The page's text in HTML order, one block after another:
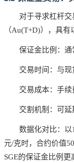
对于寻求杠杆
（Au(T+D)），具有
保证金比例：通
交易时间：与
交易成本：手
交割机制：可
数据化对比：以
元/克时，合约价值
SGE的保证金比例更